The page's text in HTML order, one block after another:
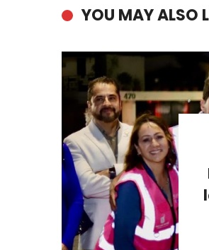
YOU MAY ALSO